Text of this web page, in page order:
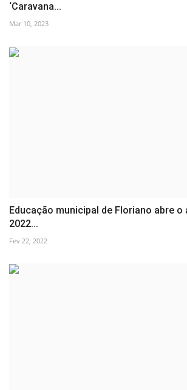
‘Caravana...
Mar 10, 2023
Educação municipal de Floriano abre o
2022...
Fev 22, 2022